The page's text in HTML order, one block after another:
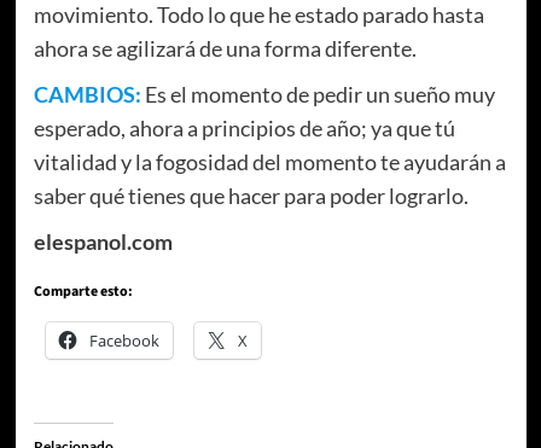
movimiento. Todo lo que he estado parado hasta
ahora se agilizará de una forma diferente.
CAMBIOS: Es el momento de pedir un sueño muy
esperado, ahora a principios de año; ya que tú
vitalidad y la fogosidad del momento te ayudarán a
saber qué tienes que hacer para poder lograrlo.
elespanol.com
Comparte esto:
Facebook X